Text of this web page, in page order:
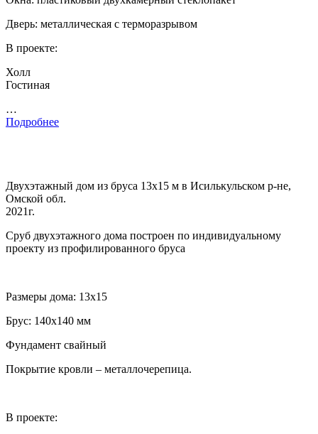
Дверь: металлическая с терморазрывом
В проекте:
Холл
Гостиная
…
Подробнее
Двухэтажный дом из бруса 13х15 м в Исилькульском р-не,
Омской обл.
2021г.
Сруб двухэтажного дома построен по индивидуальному
проекту из профилированного бруса
Размеры дома: 13х15
Брус: 140х140 мм
Фундамент свайный
Покрытие кровли – металлочерепица.
В проекте: